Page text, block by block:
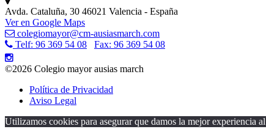
Avda. Cataluña, 30 46021 Valencia - España
Ver en Google Maps
colegiomayor@cm-ausiasmarch.com
Telf: 96 369 54 08
Fax: 96 369 54 08
©2026 Colegio mayor ausias march
Política de Privacidad
Aviso Legal
Utilizamos cookies para asegurar que damos la mejor experiencia